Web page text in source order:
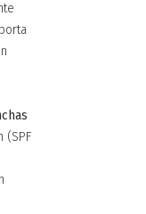
(SPF